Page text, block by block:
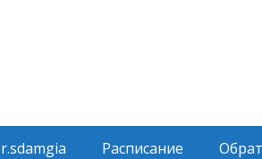
Расписание